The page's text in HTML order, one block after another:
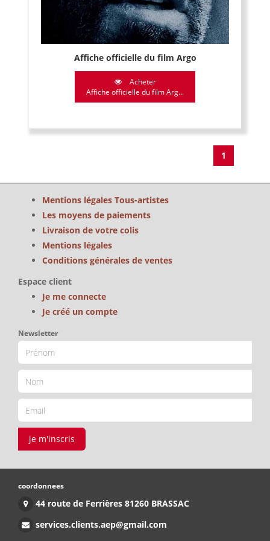
Affiche officielle du film Argo
Acheter
Affiche officielle du film Arg...
1
Mentions légales Tous-artistes
Les moyens de paiements
Livraison de votre colis
Mentions légales
Conditions générales de ventes
Espace client
Je me connecte
Je créé un compte
Newsletter
je m'inscris
coordonnees
44 route de Ferrières 81260 BRASSAC
services.clients.aep@gmail.com